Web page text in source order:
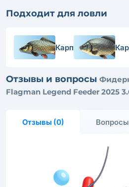
Подходит для ловли
Карп
Отзывы и вопросы
Flagman Legend Feeder 2025
Отзывы (0) Вопросы